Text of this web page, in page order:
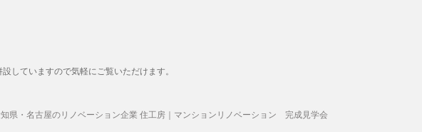
していますので気軽にご覧いただけます。
県・名古屋のリノベーション企業 住工房｜マンションリノベーション 完成見学会